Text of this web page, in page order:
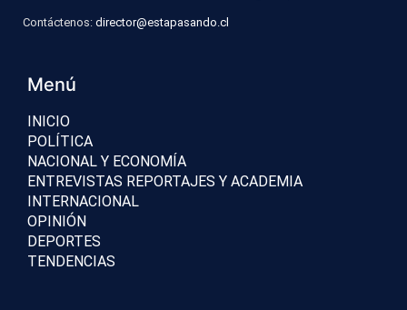
Contáctenos: director@estapasando.cl
Menú
INICIO
POLÍTICA
NACIONAL Y ECONOMÍA
ENTREVISTAS REPORTAJES Y ACADEMIA
INTERNACIONAL
OPINIÓN
DEPORTES
TENDENCIAS